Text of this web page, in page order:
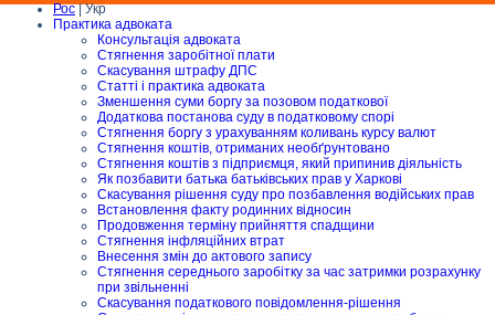
Рос| Укр
Практика адвоката
Консультація адвоката
Стягнення заробітної плати
Скасування штрафу ДПС
Статті і практика адвоката
Зменшення суми боргу за позовом податкової
Додаткова постанова суду в податковому спорі
Стягнення боргу з урахуванням коливань курсу валют
Стягнення коштів, отриманих необґрунтовано
Стягнення коштів з підприємця, який припинив діяльність
Як позбавити батька батьківських прав у Харкові
Скасування рішення суду про позбавлення водійських прав
Встановлення факту родинних відносин
Продовження терміну прийняття спадщини
Стягнення інфляційних втрат
Внесення змін до актового запису
Стягнення середнього заробітку за час затримки розрахунку
при звільненні
Скасування податкового повідомлення-рішення